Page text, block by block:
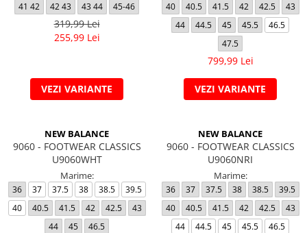
41 42
42 43 43 44 45-46
319,99 Lei
255,99 Lei
VEZI VARIANTE
40
40.5 41.5 42 42.5
43
44
44.5 45 45.5
46.5
47.5
799,99 Lei
VEZI VARIANTE
NEW BALANCE
9060 - FOOTWEAR CLASSICS
U9060WHT
Marime:
36 37 37.5 38 38.5
39.5
40
40.5 41.5 42 42.5
43
44
45 46.5
NEW BALANCE
9060 - FOOTWEAR CLASSICS
U9060NRI
Marime:
36 37 37.5 38 38.5
39.5
40
40.5 41.5 42 42.5
43
44
44.5 45 45.5
46.5